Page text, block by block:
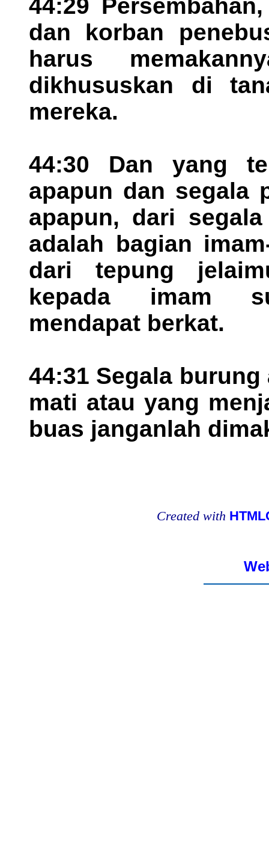
44:29
dan korban
harus
dikhususkan di
mereka.
44:30 Dan yang
apapun dan segala
apapun, dari
adalah bagian
dari tepung
kepada imam
mendapat berkat.
44:31 Segala
mati atau yang
buas janganlah
Created with